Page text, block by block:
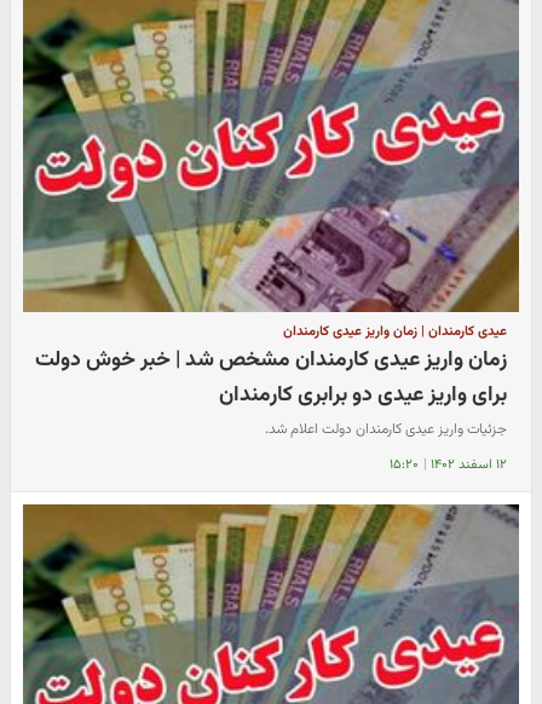
عیدی کارمندان | زمان واریز عیدی کارمندان
زمان واریز عیدی کارمندان مشخص شد | خبر خوش دولت
برای واریز عیدی دو برابری کارمندان
جزئیات واریز عیدی کارمندان دولت اعلام شد.
۱۲ اسفند ۱۴۰۲ | ۱۵:۲۰